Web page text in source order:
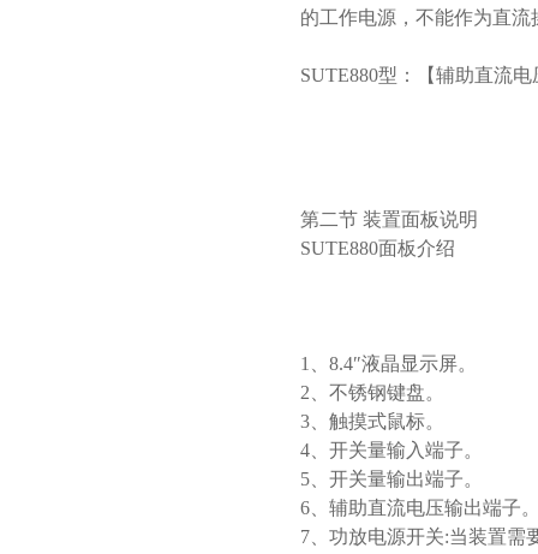
的工作电源，不能作为直
SUTE880型：【辅助直流
第二节 装置面板说明
SUTE880面板介绍
1、8.4″液晶显示屏。
2、不锈钢键盘。
3、触摸式鼠标。
4、开关量输入端子。
5、开关量输出端子。
6、辅助直流电压输出端子
7、功放电源开关:当装置需